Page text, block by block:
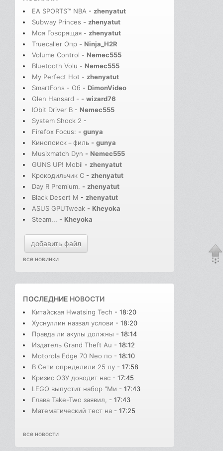
EA SPORTS™ NBA - zhenyatut
Subway Princes - zhenyatut
Моя Говорящая - zhenyatut
Truecaller Опр - Ninja_H2R
Volume Control - Nemec555
Bluetooth Volu - Nemec555
My Perfect Hot - zhenyatut
SmartFons - Об - DimonVideo
Glen Hansard - - wizard76
IObit Driver B - Nemec555
System Shock 2 -
Firefox Focus: - gunya
Кинопоиск－филь - gunya
Musixmatch Dyn - Nemec555
GUNS UP! Mobil - zhenyatut
Крокодильчик С - zhenyatut
Day R Premium. - zhenyatut
Black Desert M - zhenyatut
ASUS GPUTweak - Kheyoka
Steam... - Kheyoka
добавить файл
все новинки
ПОСЛЕДНИЕ НОВОСТИ
Китайская Hwatsing Tech - 18:20
Хуснуллин назвал услови - 18:20
Правда ли акулы должны - 18:14
Издатель Grand Theft Au - 18:12
Motorola Edge 70 Neo по - 18:10
В Сети определили 25 лу - 17:58
Кризис ОЗУ доводит нас - 17:45
LEGO выпустит набор "Ми - 17:43
Глава Take-Two заявил, - 17:43
Математический тест на - 17:25
все новости